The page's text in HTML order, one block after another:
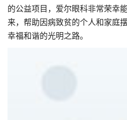
的公益项目，爱尔眼科非常荣幸
来，帮助因病致贫的个人和家庭
幸福和谐的光明之路。